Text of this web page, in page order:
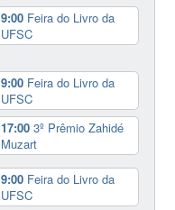
9:00 Feira do Livro da
UFSC
9:00 Feira do Livro da
UFSC
17:003º Prêmio Zahidé
Muzart
9:00 Feira do Livro da
UFSC